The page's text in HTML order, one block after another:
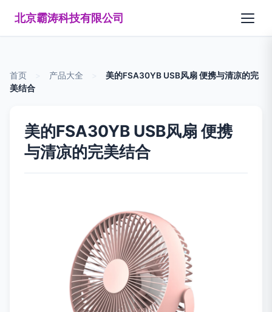
北京霸涛科技有限公司
首页 产品大全
美的FSA30YB USB风扇 便携与清凉的完
美结合
美的FSA30YB USB风扇 便携
与清凉的完美结合